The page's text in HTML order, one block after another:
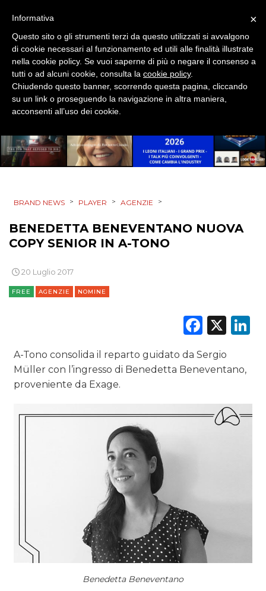
EVENTI
MOBILE
PROMOZIONI
PRODOTTI
STRATEGIE
CINEMA
EDITORIA
ESTERNA
RICERCHE
PREVISIONI/SCENARI
BRAND NEWS > PLAYER > AGENZIE >
BENEDETTA BENEVENTANO NUOVA
COPY SENIOR IN A-TONO
20 Luglio 2017
FREE AGENZIE NOMINE
X
A-Tono consolida il reparto guidato da Sergio
Müller con l’ingresso di Benedetta Beneventano,
proveniente da Exage.
Benedetta Beneventano
×
Informativa
Questo sito o gli strumenti terzi da questo utilizzati si avvalgono
di cookie necessari al funzionamento ed utili alle finalità illustrate
nella cookie policy. Se vuoi saperne di più o negare il consenso a
tutti o ad alcuni cookie, consulta la cookie policy.
Chiudendo questo banner, scorrendo questa pagina, cliccando
su un link o proseguendo la navigazione in altra maniera,
acconsenti all’uso dei cookie.